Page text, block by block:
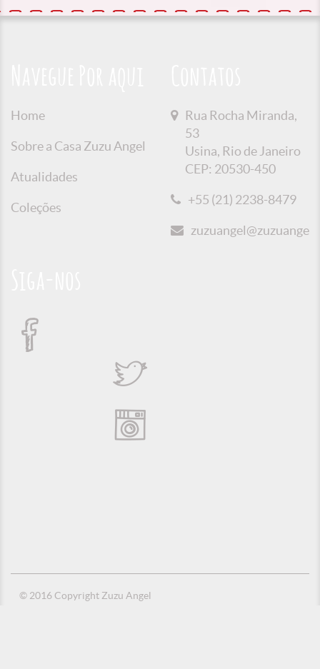
Home
Sobre a Casa Zuzu Angel
Atualidades
Coleções
Rua Rocha Miranda,
53
Usina, Rio de Janeiro
CEP: 20530-450
+55 (21) 2238-8479
© 2016 Copyright Zuzu Angel